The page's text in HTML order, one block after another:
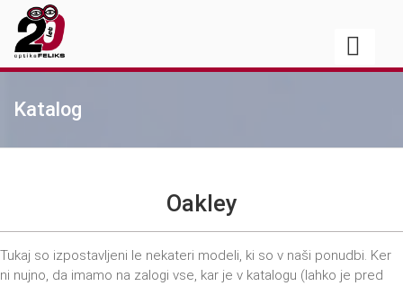
Katalog
Oakley
Tukaj so izpostavljeni le nekateri modeli, ki so v naši ponudbi. Ker
ni nujno, da imamo na zalogi vse, kar je v katalogu (lahko je pred